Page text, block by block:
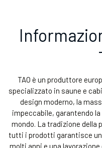
TAO è un produttore
specializzato in saune e
design moderno, la
impeccabile, garantendo
mondo. La tradizione della
tutti i prodotti garantisce
molti anni e una